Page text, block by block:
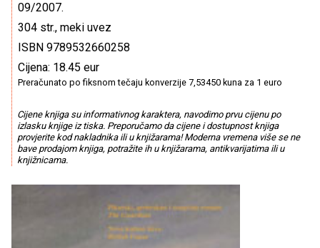
09/2007.
304 str., meki uvez
ISBN 9789532660258
Cijena: 18.45 eur
Preračunato po fiksnom tečaju konverzije 7,53450 kuna za 1 euro
Cijene knjiga su informativnog karaktera, navodimo prvu cijenu po
izlasku knjige iz tiska. Preporučamo da cijene i dostupnost knjiga
provjerite kod nakladnika ili u knjižarama! Moderna vremena više se ne
bave prodajom knjiga, potražite ih u knjižarama, antikvarijatima ili u
knjižnicama.